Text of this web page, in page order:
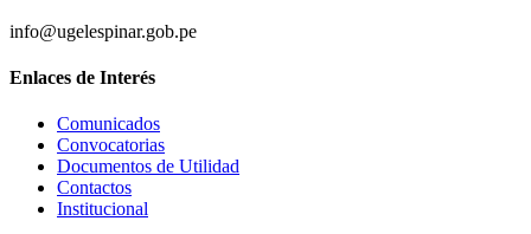
info@ugelespinar.gob.pe
Enlaces de Interés
Comunicados
Convocatorias
Documentos de Utilidad
Contactos
Institucional